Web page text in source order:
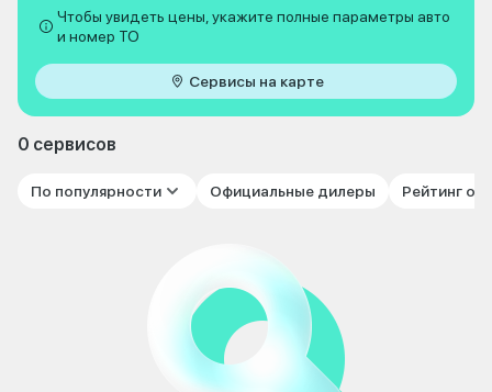
Чтобы увидеть цены, укажите полные параметры авто
и номер ТО
Сервисы на карте
0 сервисов
По популярности Официальные дилеры Рейтинг